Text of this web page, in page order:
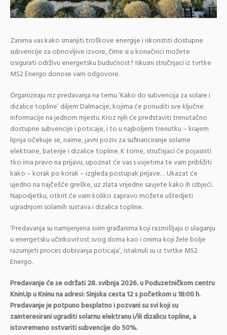
Zanima vas kako smanjiti troškove energije i iskoristiti dostupne
subvencije za obnovljive izvore, čime si u konačnici možete
osigurati održivu energetsku budućnost? Iskusni stručnjaci iz tvrtke
MS2 Energo donose vam odgovore.
Organiziraju niz predavanja na temu ‘Kako do subvencija za solare i
dizalice topline’ diljem Dalmacije, kojima će ponuditi sve ključne
informacije na jednom mjestu. Kroz njih će predstaviti trenutačno
dostupne subvencije i poticaje, i to u najboljem trenutku – krajem
lipnja očekuje se, naime, javni poziv za sufinanciranje solarne
elektrane, baterije i dizalice topline. K tome, stručnjaci će pojasniti
tko ima pravo na prijavu, upoznat će vas s uvjetima te vam približiti
kako – korak po korak – izgleda postupak prijave… Ukazat će
ujedno na najčešće greške, uz zlata vrijedne savjete kako ih izbjeći.
Naposljetku, otkrit će vam koliko zapravo možete uštedjeti
ugradnjom solarnih sustava i dizalica topline.
‘Predavanja su namijenjena svim građanima koji razmišljaju o ulaganju
u energetsku učinkovitost svog doma kao i onima koji žele bolje
razumjeti proces dobivanja poticaja’, istaknuli su iz tvrtke MS2
Energo.
Predavanje će se održati 28. svibnja 2026. u Poduzetničkom centru
KninUp u Kninu na adresi: Sinjska cesta 12 s početkom u 18:00 h.
Predavanje je potpuno besplatno i pozvani su svi koji su
zainteresirani ugraditi solarnu elektranu i/ili dizalicu topline, a
istovremeno ostvariti subvencije do 50%.